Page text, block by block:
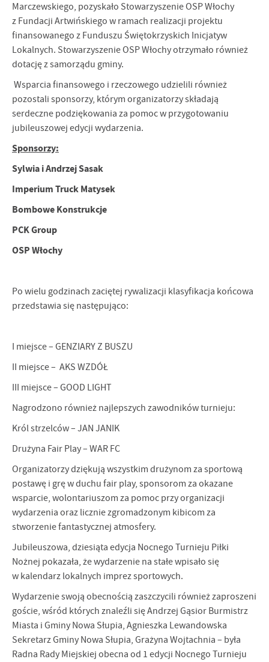
Marczewskiego, pozyskało Stowarzyszenie OSP Włochy
z Fundacji Artwińskiego w ramach realizacji projektu
finansowanego z Funduszu Świętokrzyskich Inicjatyw
Lokalnych. Stowarzyszenie OSP Włochy otrzymało również
dotację z samorządu gminy.
Wsparcia finansowego i rzeczowego udzielili również
pozostali sponsorzy, którym organizatorzy składają
serdeczne podziękowania za pomoc w przygotowaniu
jubileuszowej edycji wydarzenia.
Sponsorzy:
Sylwia i Andrzej Sasak
Imperium Truck Matysek
Bombowe Konstrukcje
PCK Group
OSP Włochy
Po wielu godzinach zaciętej rywalizacji klasyfikacja końcowa
przedstawia się następująco:
I miejsce – GENZIARY Z BUSZU
II miejsce – AKS WZDÓŁ
III miejsce – GOOD LIGHT
Nagrodzono również najlepszych zawodników turnieju:
Król strzelców – JAN JANIK
Drużyna Fair Play – WAR FC
Organizatorzy dziękują wszystkim drużynom za sportową
postawę i grę w duchu fair play, sponsorom za okazane
wsparcie, wolontariuszom za pomoc przy organizacji
wydarzenia oraz licznie zgromadzonym kibicom za
stworzenie fantastycznej atmosfery.
Jubileuszowa, dziesiąta edycja Nocnego Turnieju Piłki
Nożnej pokazała, że wydarzenie na stałe wpisało się
w kalendarz lokalnych imprez sportowych.
Wydarzenie swoją obecnością zaszczycili również zaproszeni
goście, wśród których znaleźli się Andrzej Gąsior Burmistrz
Miasta i Gminy Nowa Słupia, Agnieszka Lewandowska
Sekretarz Gminy Nowa Słupia, Grażyna Wojtachnia – była
Radna Rady Miejskiej obecna od 1 edycji Nocnego Turnieju